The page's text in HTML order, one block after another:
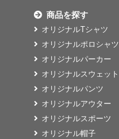
商品を探す
オリジナルTシャツ
オリジナルポロシャツ
オリジナルパーカー
オリジナルスウェット
オリジナルパンツ
オリジナルアウター
オリジナルスポーツ
オリジナル帽子